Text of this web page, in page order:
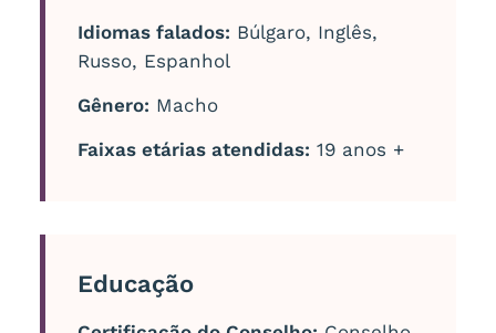
Idiomas falados: Búlgaro, Inglês,
Russo, Espanhol
Gênero: Macho
Faixas etárias atendidas: 19 anos +
Educação